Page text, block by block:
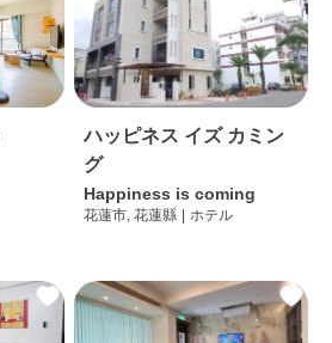
ハッピネス イズ カミン
グ
Happiness is coming
花蓮市, 花蓮縣 ホテル